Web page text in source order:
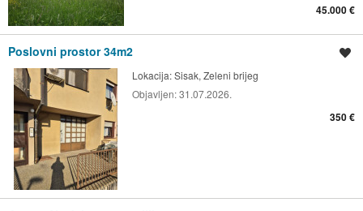
45.000 €
Poslovni prostor 34m2
Lokacija:Sisak, Zeleni brijeg
Objavljen:31.07.2026.
350 €